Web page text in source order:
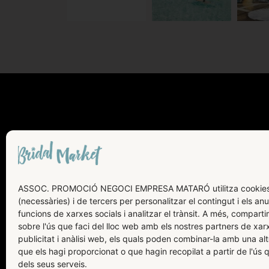
ASSOC. PROMOCIÓ NEGOCI EMPRESA MATARÓ utilitza
(necessàries) i de tercers per personalitzar el contingut i els
funcions de xarxes socials i analitzar el trànsit. A més,
sobre l'ús que faci del lloc web amb els nostres partners de
publicitat i anàlisi web, els quals poden combinar-la amb una
que els hagi proporcionat o que hagin recopilat a partir de l'ús
dels seus serveis.
AVÍS LEGAL
POLÍTICA DE PRIVACITAT